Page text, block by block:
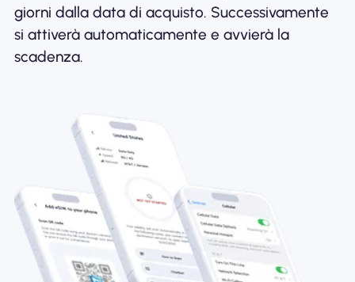
giorni dalla data di acquisto. Successivamente
si attiverà automaticamente e avvierà la
scadenza.